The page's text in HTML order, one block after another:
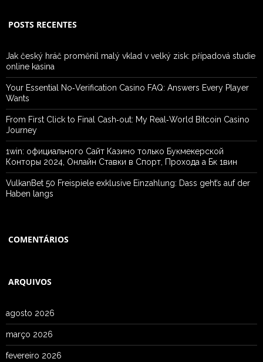
POSTS RECENTES
Jak český hráč proměnil malý vklad v velký zisk: případová studie
online kasina
Your Essential No‑Verification Casino FAQ: Answers Every Player
Wants
From First Click to Final Cash‑out: My Real‑World Bitcoin Casino
Journey
1win: официального Сайт Казино только Букмекерской
Конторы 2024, Онлайн Ставки в Спорт, Прохода а Бк 1вин
VulkanBet 50 Freispiele exklusive Einzahlung: Dass geht’s auf der
Haben langs
COMENTÁRIOS
ARQUIVOS
agosto 2026
março 2026
fevereiro 2026